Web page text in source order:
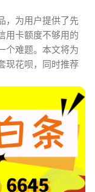
，为用户提供了先
用卡额度不够用的
个难题。本文将为
现花呗，同时推荐